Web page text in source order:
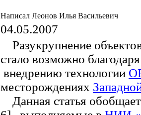
Написал Леонов Илья Васильевич
04.05.2007
Разукрупнение
стало возможно
внедрению технологии
месторождениях
Данная статья